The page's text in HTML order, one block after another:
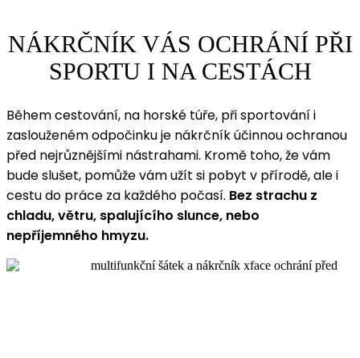
NÁKRČNÍK VÁS OCHRÁNÍ PŘI
SPORTU I NA CESTÁCH
Během cestování, na horské túře, při sportování i
zaslouženém odpočinku je nákrčník účinnou ochranou
před nejrůznějšími nástrahami. Kromě toho, že vám
bude slušet, pomůže vám užít si pobyt v přírodě, ale i
cestu do práce za každého počasí. Bez strachu z
chladu, větru, spalujícího slunce, nebo
nepříjemného hmyzu.